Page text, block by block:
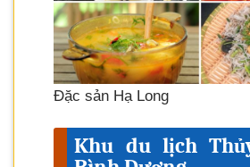
Đặc sản Hạ Long
Khu du lịch